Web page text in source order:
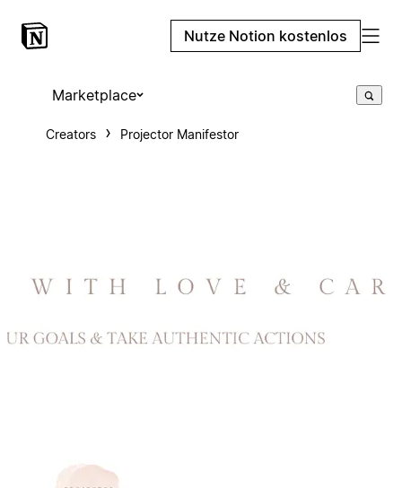
Nutze Notion kostenlos
Marketplace
Creators Projector Manifestor